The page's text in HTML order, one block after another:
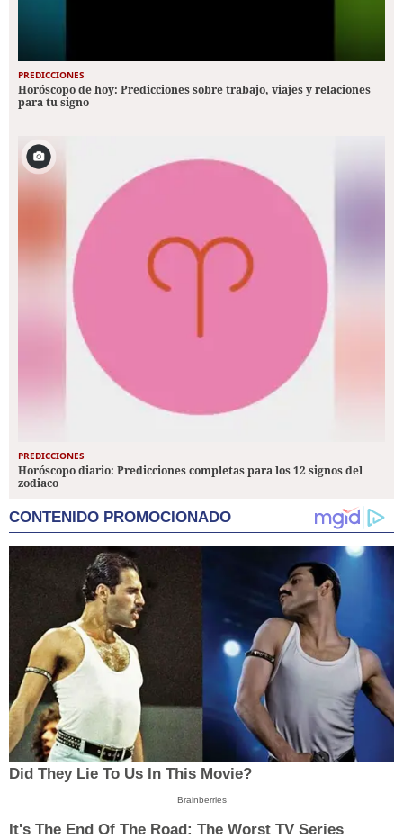
PREDICCIONES
Horóscopo de hoy: Predicciones sobre trabajo, viajes y relaciones
para tu signo
PREDICCIONES
Horóscopo diario: Predicciones completas para los 12 signos del
zodiaco
CONTENIDO PROMOCIONADO
Did They Lie To Us In This Movie?
Brainberries
It's The End Of The Road: The Worst TV Series